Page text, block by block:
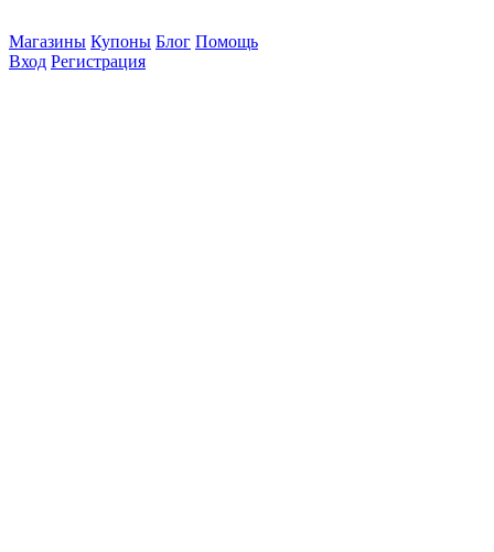
Магазины Купоны Блог Помощь
Вход Регистрация